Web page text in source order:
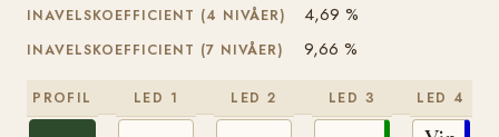
INAVELSKOEFFICIENT (4 NIVÅER) 4,69 %
INAVELSKOEFFICIENT (7 NIVÅER) 9,66 %
PROFIL LED 1 LED 2 LED 3 LED 4